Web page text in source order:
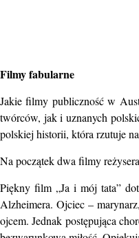
Filmy fabularne
Jakie filmy publiczność w
twórców, jak i uznanych
polskiej historii, która rzutuje
Na początek dwa filmy
Piękny film „Ja i mój tata”
Alzheimera. Ojciec –
ojcem. Jednak postępująca